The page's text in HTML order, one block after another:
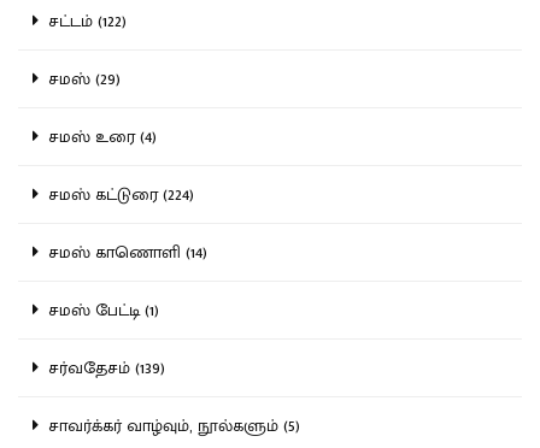
சட்டம் (122)
சமஸ் (29)
சமஸ் உரை (4)
சமஸ் கட்டுரை (224)
சமஸ் காணொளி (14)
சமஸ் பேட்டி (1)
சர்வதேசம் (139)
சாவர்க்கர் வாழ்வும், நூல்களும் (5)